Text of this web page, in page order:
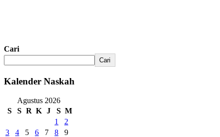
Cari
Cari
Kalender Naskah
Agustus 2026
S
S R K J S M
1
2
3
4 5 6 7 8
9